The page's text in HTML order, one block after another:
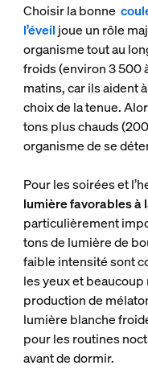
Choisir la bonne
l’éveil joue un rôle
organisme tout au
froids (environ 3 500
matins, car ils aident
choix de la tenue.
tons plus chauds
organisme de se
Pour les soirées et
lumière favorables à
particulièrement
tons de lumière de
faible intensité sont
les yeux et
production de
lumière blanche
pour les routines
avant de dormir.